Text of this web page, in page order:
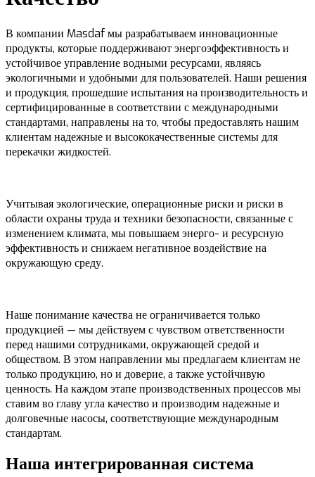
В компании Masdaf мы разрабатываем инновационные
продукты, которые поддерживают энергоэффективность и
устойчивое управление водными ресурсами, являясь
экологичными и удобными для пользователей. Наши решения
и продукция, прошедшие испытания на производительность и
сертифицированные в соответствии с международными
стандартами, направлены на то, чтобы предоставлять нашим
клиентам надежные и высококачественные системы для
перекачки жидкостей.
Учитывая экологические, операционные риски и риски в
области охраны труда и техники безопасности, связанные с
изменением климата, мы повышаем энерго- и ресурсную
эффективность и снижаем негативное воздействие на
окружающую среду.
Наше понимание качества не ограничивается только
продукцией — мы действуем с чувством ответственности
перед нашими сотрудниками, окружающей средой и
обществом. В этом направлении мы предлагаем клиентам не
только продукцию, но и доверие, а также устойчивую
ценность. На каждом этапе производственных процессов мы
ставим во главу угла качество и производим надежные и
долговечные насосы, соответствующие международным
стандартам.
Наша интегрированная система